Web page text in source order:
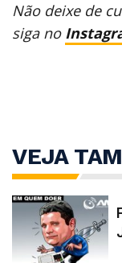
Não deixe de
siga no
VEJA